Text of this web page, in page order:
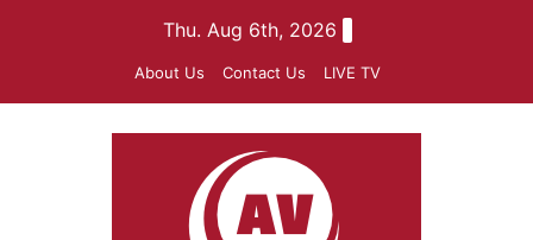
Thu. Aug 6th, 2026
About Us Contact Us LIVE TV